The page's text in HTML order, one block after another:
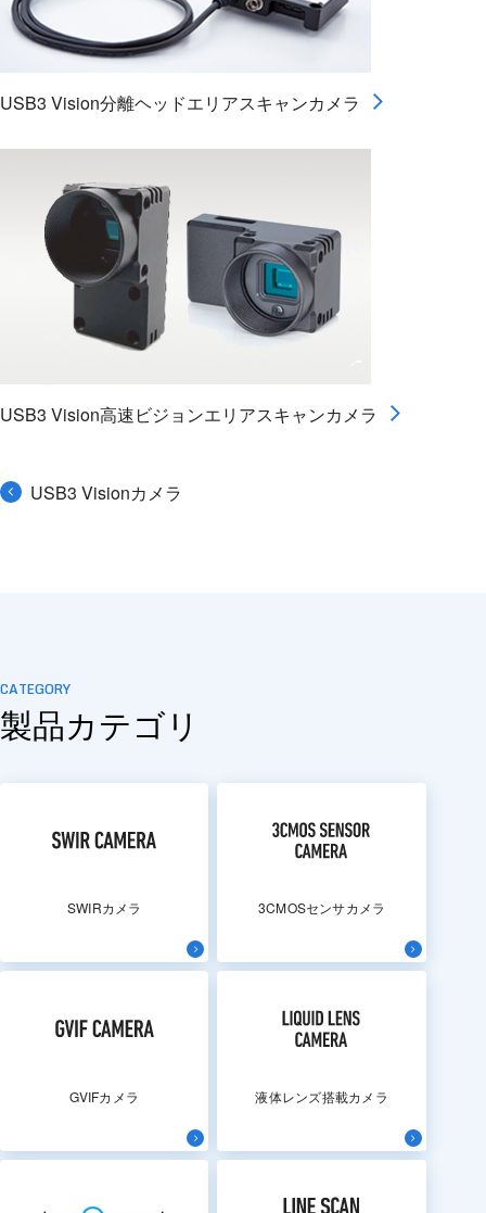
USB3 Vision分離ヘッドエリアスキャンカメラ
USB3 Vision高速ビジョンエリアスキャンカメラ
USB3 Visionカメラ
CATEGORY
製品カテゴリ
SWIRカメラ 3CMOSセンサカメラ
GVIFカメラ 液体レンズ搭載カメラ